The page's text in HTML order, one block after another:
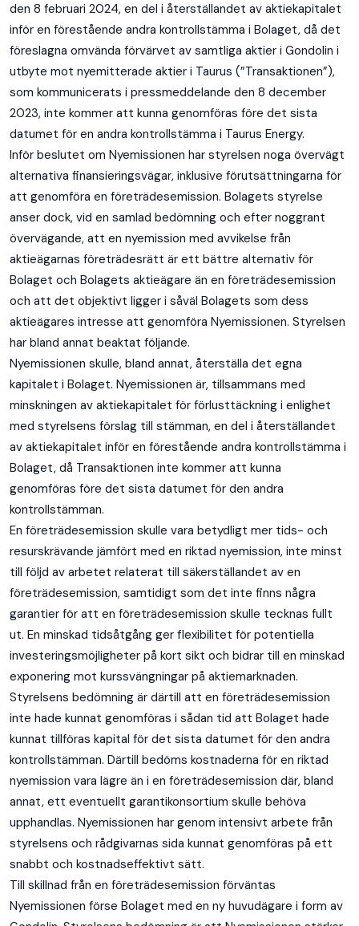
den 8 februari 2024, en del i återställandet av aktiekapitalet
inför en förestående andra kontrollstämma i Bolaget, då det
föreslagna omvända förvärvet av samtliga aktier i Gondolin i
utbyte mot nyemitterade aktier i Taurus (”Transaktionen”),
som kommunicerats i pressmeddelande den 8 december
2023, inte kommer att kunna genomföras före det sista
datumet för en andra kontrollstämma i Taurus Energy.
Inför beslutet om Nyemissionen har styrelsen noga övervägt
alternativa finansieringsvägar, inklusive förutsättningarna för
att genomföra en företrädesemission. Bolagets styrelse
anser dock, vid en samlad bedömning och efter noggrant
övervägande, att en nyemission med avvikelse från
aktieägarnas företrädesrätt är ett bättre alternativ för
Bolaget och Bolagets aktieägare än en företrädesemission
och att det objektivt ligger i såväl Bolagets som dess
aktieägares intresse att genomföra Nyemissionen. Styrelsen
har bland annat beaktat följande.
Nyemissionen skulle, bland annat, återställa det egna
kapitalet i Bolaget. Nyemissionen är, tillsammans med
minskningen av aktiekapitalet för förlusttäckning i enlighet
med styrelsens förslag till stämman, en del i återställandet
av aktiekapitalet inför en förestående andra kontrollstämma i
Bolaget, då Transaktionen inte kommer att kunna
genomföras före det sista datumet för den andra
kontrollstämman.
En företrädesemission skulle vara betydligt mer tids- och
resurskrävande jämfört med en riktad nyemission, inte minst
till följd av arbetet relaterat till säkerställandet av en
företrädesemission, samtidigt som det inte finns några
garantier för att en företrädesemission skulle tecknas fullt
ut. En minskad tidsåtgång ger flexibilitet för potentiella
investeringsmöjligheter på kort sikt och bidrar till en minskad
exponering mot kurssvängningar på aktiemarknaden.
Styrelsens bedömning är därtill att en företrädesemission
inte hade kunnat genomföras i sådan tid att Bolaget hade
kunnat tillföras kapital för det sista datumet för den andra
kontrollstämman. Därtill bedöms kostnaderna för en riktad
nyemission vara lägre än i en företrädesemission där, bland
annat, ett eventuellt garantikonsortium skulle behöva
upphandlas. Nyemissionen har genom intensivt arbete från
styrelsens och rådgivarnas sida kunnat genomföras på ett
snabbt och kostnadseffektivt sätt.
Till skillnad från en företrädesemission förväntas
Nyemissionen förse Bolaget med en ny huvudägare i form av